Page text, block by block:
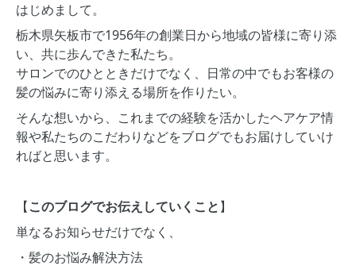
はじめまして。
栃木県矢板市で1956年の創業日から地域の皆様に寄り添
い、共に歩んできた私たち。
サロンでのひとときだけでなく、日常の中でもお客様の
髪の悩みに寄り添える場所を作りたい。
そんな想いから、これまでの経験を活かしたヘアケア情
報や私たちのこだわりなどをブログでもお届けしていけ
ればと思います。
【このブログでお伝えしていくこと】
単なるお知らせだけでなく、
・髪のお悩み解決方法